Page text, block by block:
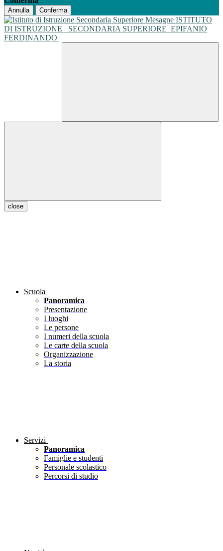
Annulla Conferma
ISTITUTO
DI ISTRUZIONE
SECONDARIA SUPERIORE EPIFANIO
FERDINANDO
close
Scuola
Panoramica
Presentazione
I luoghi
Le persone
I numeri della scuola
Le carte della scuola
Organizzazione
La storia
Servizi
Panoramica
Famiglie e studenti
Personale scolastico
Percorsi di studio